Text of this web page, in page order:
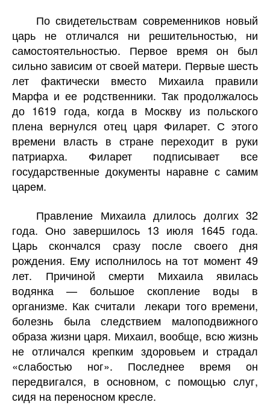
По свидетельствам современников новый
царь не отличался ни решительностью, ни
самостоятельностью. Первое время он был
сильно зависим от своей матери. Первые шесть
лет фактически вместо Михаила правили
Марфа и ее родственники. Так продолжалось
до 1619 года, когда в Москву из польского
плена вернулся отец царя Филарет. С этого
времени власть в стране переходит в руки
патриарха. Филарет подписывает все
государственные документы наравне с самим
царем.
Правление Михаила длилось долгих 32
года. Оно завершилось 13 июля 1645 года.
Царь скончался сразу после своего дня
рождения. Ему исполнилось на тот момент 49
лет. Причиной смерти Михаила явилась
водянка — большое скопление воды в
организме. Как считали лекари того времени,
болезнь была следствием малоподвижного
образа жизни царя. Михаил, вообще, всю жизнь
не отличался крепким здоровьем и страдал
«слабостью ног». Последнее время он
передвигался, в основном, с помощью слуг,
сидя на переносном кресле.